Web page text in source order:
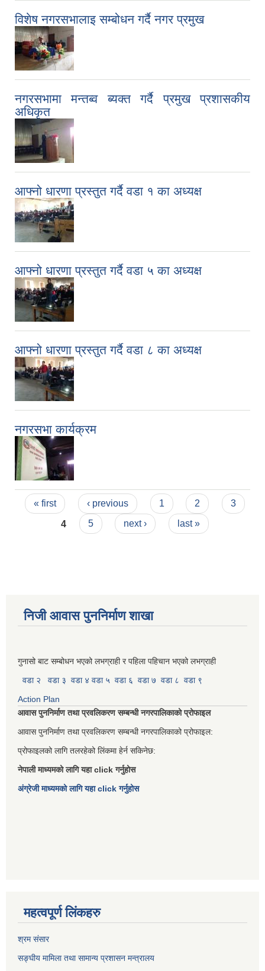
विशेष नगरसभालाइ सम्बोधन गर्दै नगर प्रमुख
नगरसभामा मन्तब्व ब्यक्त गर्दै प्रमुख प्रशासकीय
अधिकृत
आफ्नो धारणा प्रस्तुत गर्दै वडा १ का अध्यक्ष
आफ्नो धारणा प्रस्तुत गर्दै वडा ५ का अध्यक्ष
आफ्नो धारणा प्रस्तुत गर्दै वडा ८ का अध्यक्ष
नगरसभा कार्यक्रम
Pages
« first ‹ previous 1 2
3
4
5 next › last »
निजी आवास पुननिर्माण शाखा
गुनासो बाट सम्बोधन भएको लभग्राही र पहिला पहिचान भएको लभग्राही
वडा २
वडा ३ वडा ४ वडा ५ वडा ६ वडा ७ वडा ८ वडा ९
Action Plan
आवास पुननिर्माण तथा प्रवलिकरण सम्बन्धी नगरपालिकाको प्रोफाइल
आवास पुननिर्माण तथा प्रवलिकरण सम्बन्धी नगरपालिकाको प्रोफाइल:
प्रोफाइलको लागि तलरहेको लिंकमा हेर्न सकिनेछ:
नेपाली माध्यमको लागि यहा click गर्नुहोस
अंग्रेजी माध्यमको लागि यहा click गर्नुहोस
महत्वपूर्ण लिंकहरु
श्रम संसार
सङ्घीय मामिला तथा सामान्य प्रशासन मन्त्रालय